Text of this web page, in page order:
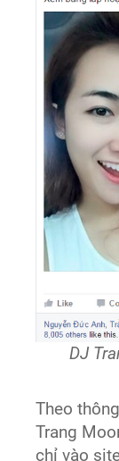
DJ
Theo
Trang
chỉ vào